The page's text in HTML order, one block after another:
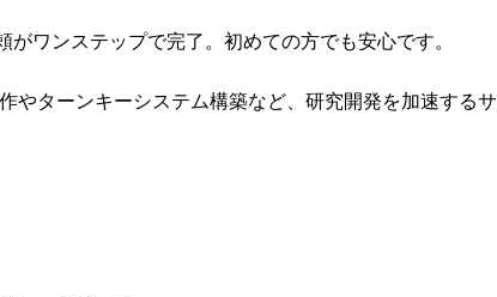
がワンステップで完了。初めての方でも安心です。
やターンキーシステム構築など、研究開発を加速するサ